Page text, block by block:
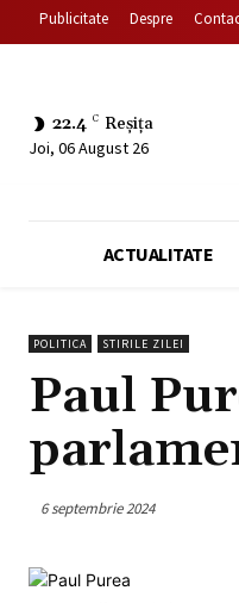
Publicitate Despre
22.4 C Reșița
Joi, 06 August 26
ACTUALITATE
POLITICA STIRILE ZILEI
Paul
6 septembrie 2024